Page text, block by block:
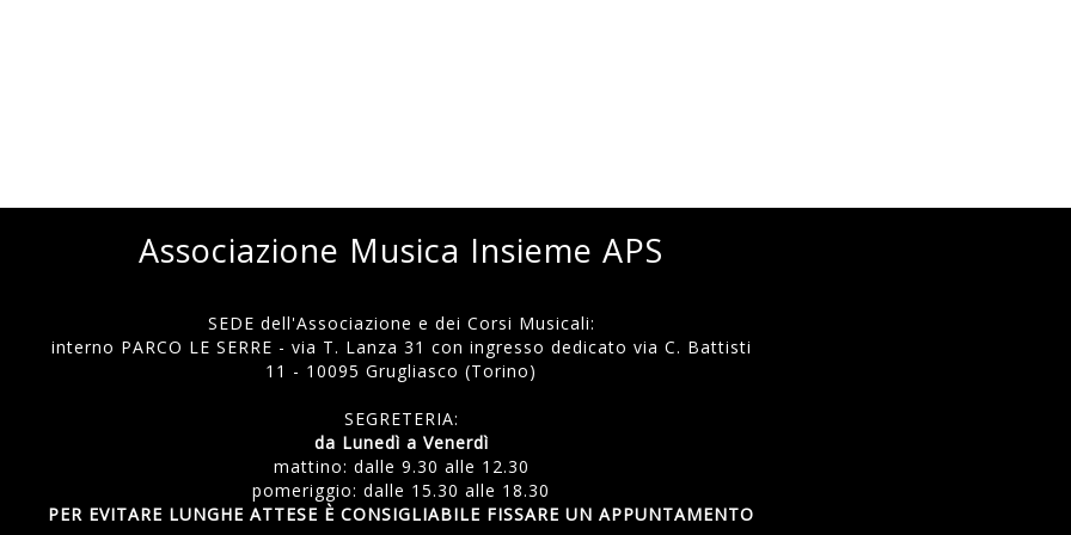
Associazione Musica Insieme APS
SEDE dell'Associazione e dei Corsi Musicali:
interno PARCO LE SERRE - via T. Lanza 31 con ingresso dedicato via C. Battisti
11 - 10095 Grugliasco (Torino)
SEGRETERIA:
da Lunedì a Venerdì
mattino: dalle 9.30 alle 12.30
pomeriggio: dalle 15.30 alle 18.30
PER EVITARE LUNGHE ATTESE È CONSIGLIABILE FISSARE UN APPUNTAMENTO